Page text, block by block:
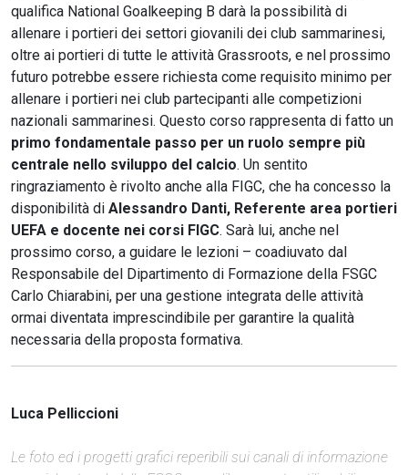
qualifica National Goalkeeping B darà la possibilità di
allenare i portieri dei settori giovanili dei club sammarinesi,
oltre ai portieri di tutte le attività Grassroots, e nel prossimo
futuro potrebbe essere richiesta come requisito minimo per
allenare i portieri nei club partecipanti alle competizioni
nazionali sammarinesi. Questo corso rappresenta di fatto un
primo fondamentale passo per un ruolo sempre più
centrale nello sviluppo del calcio. Un sentito
ringraziamento è rivolto anche alla FIGC, che ha concesso la
disponibilità di Alessandro Danti, Referente area portieri
UEFA e docente nei corsi FIGC. Sarà lui, anche nel
prossimo corso, a guidare le lezioni – coadiuvato dal
Responsabile del Dipartimento di Formazione della FSGC
Carlo Chiarabini, per una gestione integrata delle attività
ormai diventata imprescindibile per garantire la qualità
necessaria della proposta formativa.
Luca Pelliccioni
Le foto ed i progetti grafici reperibili sui canali di informazione